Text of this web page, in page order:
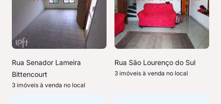
Rua Senador Lameira
Bittencourt
3 imóveis à venda no local
Rua São Lourenço do Sul
3 imóveis à venda no local